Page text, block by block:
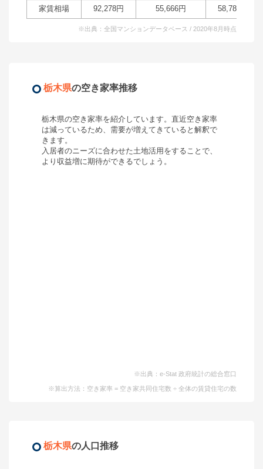
家賃相場 92,278円 55,666円 58,787
※出典：全国マンションデータベース / 2020年8月時点
栃木県の空き家率推移
栃木県の空き家率を紹介しています。直近空き家率
は減っているため、需要が増えてきていると解釈で
きます。
入居者のニーズに合わせた土地活用をすることで、
より収益増に期待ができるでしょう。
※出典：e-Stat 政府統計の総合窓口
※算出方法：空き家率 = 空き家共同住宅数 ÷ 全体の賃貸住宅の数
栃木県の人口推移